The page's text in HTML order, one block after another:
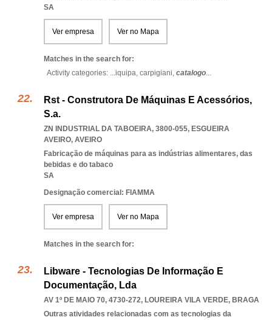
SA
Ver empresa Ver no Mapa
Matches in the search for:
Activity categories: ...iquipa, carpigiani, catalogo...
Rst - Construtora De Máquinas E Acessórios,
S.a.
ZN INDUSTRIAL DA TABOEIRA, 3800-055, ESGUEIRA
AVEIRO, AVEIRO
Fabricação de máquinas para as indústrias alimentares, das
bebidas e do tabaco
SA
Designação comercial: FIAMMA
Ver empresa Ver no Mapa
Matches in the search for:
Libware - Tecnologias De Informação E
Documentação, Lda
AV 1º DE MAIO 70, 4730-272, LOUREIRA VILA VERDE, BRAGA
Outras atividades relacionadas com as tecnologias da